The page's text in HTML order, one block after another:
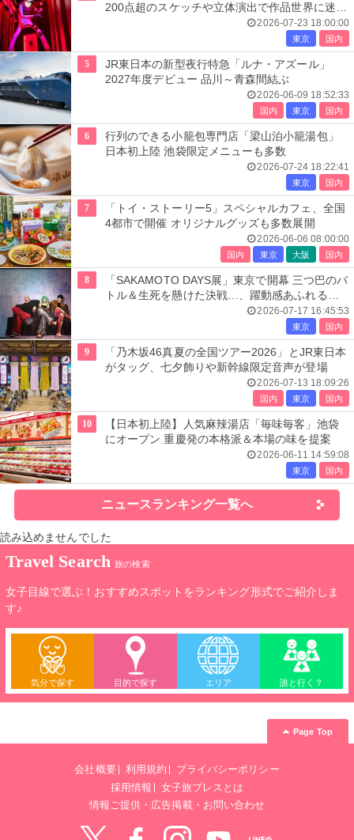
200点超のスケッチや立体演出で作品世界に迷い
2026-07-23 18:00:00
東京 国内
5
JR東日本の新型夜行特急「ルナ・アズール」
2027年度デビュー 品川～青森間結ぶ
2026-06-09 18:52:33
国内 東京 国内
6
行列のできる小籠包専門店「梁山泊小籠湯包」
日本初上陸 池袋限定メニューも多数
2026-07-24 18:22:41
東京 国内
7
「トイ・ストーリー5」スペシャルカフェ、全国
4都市で開催 オリジナルグッズも多数展開
2026-06-06 08:00:00
国内 東京 大阪 国内
8
「SAKAMOTO DAYS展」東京で開幕 三つ巴のバ
トル＆生死を懸けた決戦…、躍動感あふれる展
2026-07-17 16:45:53
東京 国内
9
「乃木坂46真夏の全国ツアー2026」とJR東日本
がタッグ、七夕飾りや新幹線限定音声が登場
2026-07-13 18:09:26
国内 東京 国内
10
【日本初上陸】人気麻辣湯店「毎味毎客」池袋
にオープン 重慶発の本格派＆本場の味を提案
2026-06-11 14:59:08
東京 国内
ニュースランキング一覧へ
読み込めませんでした
Travel Search 旅の検索
女子目線で選ぶ！おすすめスポットをランキング形式でご紹介しま
す♪
気分で探す 目的で探す エリア 誰と行く？
Page Top
会社概要 利用規約
プライバシーポリシー
採用情報
女子旅プレスとは
情報ご提供・広告掲載・お問い合わせ